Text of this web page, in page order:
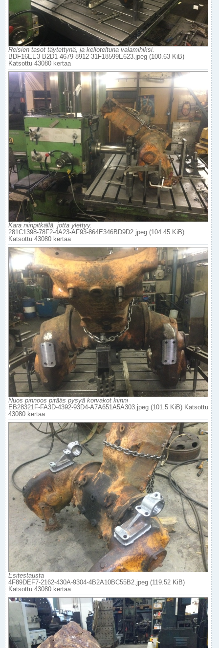
Reisien tasot täytettynä, ja kelloteltuna valamihiksi.
BDF16EE3-B2D1-4679-8912-31F18599E623.jpeg (100.63 KiB)
Katsottu 43080 kertaa
Kara niinpitkällä, jotta ylettyy.
281C1398-78F2-4A23-AF93-864E346BD9D2.jpeg (104.45 KiB)
Katsottu 43080 kertaa
Nuos pinnoos pitääs pysyä korvakot kiinni
EB28321F-FA3D-4392-93D4-A7A651A5A303.jpeg (101.5 KiB) Katsottu
43080 kertaa
Esitestausta
4F89DEF7-2162-430A-9304-4B2A10BC55B2.jpeg (119.52 KiB)
Katsottu 43080 kertaa